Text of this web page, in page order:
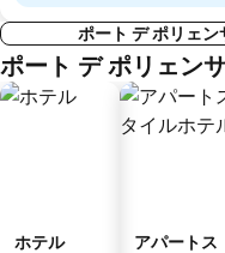
ポート デ ポリェ
ポート デ ポリェン
ホテル
アパートス